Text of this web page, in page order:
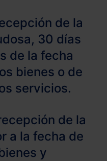
de la
30 días
de la fecha
bienes o de
servicios.
de la
a la fecha de
y